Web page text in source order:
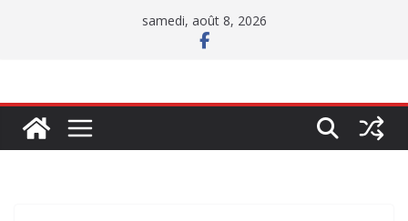
samedi, août 8, 2026